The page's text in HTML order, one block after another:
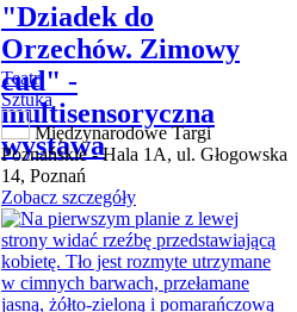
"Dziadek do
Orzechów. Zimowy
cud" -
multisensoryczna
wystawa
Teatr
Sztuka
Międzynarodowe Targi
Poznańskie - Hala 1A, ul. Głogowska
14, Poznań
Zobacz szczegóły